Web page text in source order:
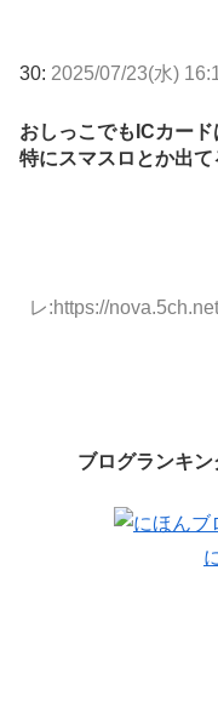
30: 2025/07/23(水)
おしっこでもICカー
特にスマスロとか出て
レ:https://
ブログランキ